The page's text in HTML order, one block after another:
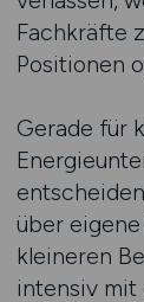
Fachkräfte
Positionen
Gerade für
über
kleineren
intensiv mit